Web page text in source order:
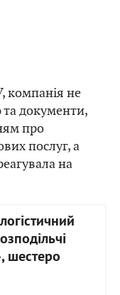
компанія не
та документи,
про
послуг, а
на
шестеро